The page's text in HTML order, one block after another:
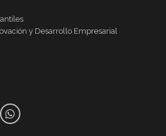
y Desarrollo Empresarial